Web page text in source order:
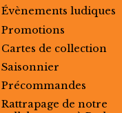
Évènements ludiques
Promotions
Cartes de collection
Saisonnier
Précommandes
Rattrapage de notre